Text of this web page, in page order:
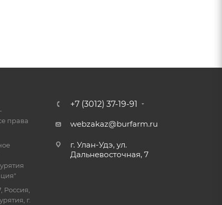
права
Россия,
г.
+7 (3012) 37-19-91
webzakaz@burfarm.ru
г. Улан-Удэ, ул.
Дальневосточная, 7